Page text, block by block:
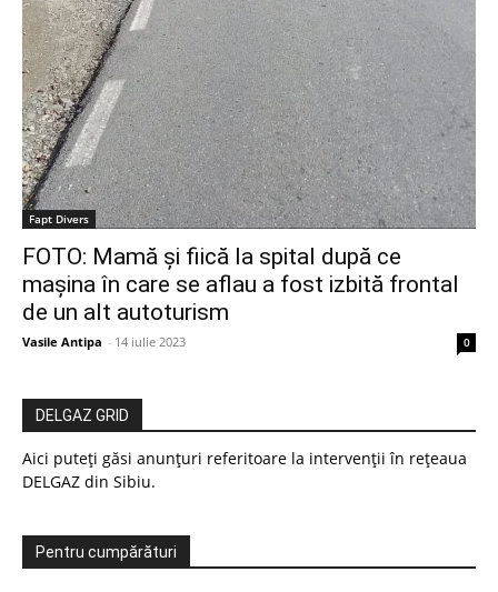
Fapt Divers
FOTO: Mamă și fiică la spital după ce
mașina în care se aflau a fost izbită frontal
de un alt autoturism
Vasile Antipa - 14 iulie 2023 0
DELGAZ GRID
Aici puteți găsi anunțuri referitoare la intervenții în rețeaua
DELGAZ din Sibiu.
Pentru cumpărături